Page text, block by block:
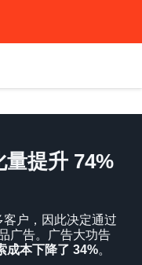
提升 74%
户，因此决定通过
广告。广告大功告
成本下降了 34%。